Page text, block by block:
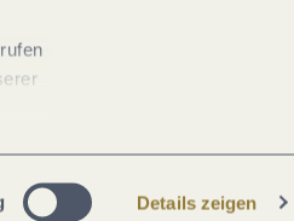
Details zeigen